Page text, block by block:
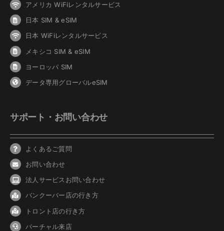
アメリカ WiFiレンタルサービス
日本 SIM & eSIM
日本 WiFiレンタルサービス
メキシコ SIM & eSIM
ヨーロッパ SIM
データ専用グローバルeSIM
サポート・お問い合わせ
よくあるご質問
お問い合わせ
法人サービスお問い合わせ
バンクーバー店の行き方
トロント店の行き方
バーチャル来店